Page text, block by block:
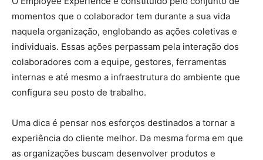
momentos que o colaborador tem durante a sua vida
naquela organização, englobando as ações coletivas e
individuais. Essas ações perpassam pela interação dos
colaboradores com a equipe, gestores, ferramentas
internas e até mesmo a infraestrutura do ambiente que
configura seu posto de trabalho.
Uma dica é pensar nos esforços destinados a tornar a
experiência do cliente melhor. Da mesma forma em que
as organizações buscam desenvolver produtos e